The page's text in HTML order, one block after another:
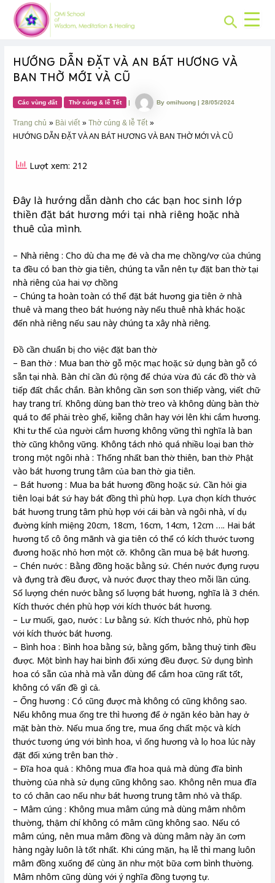
content
Search
HƯỚNG DẪN ĐẶT VÀ AN BÁT HƯƠNG VÀ
BAN THỜ MỚI VÀ CŨ
Các vùng đất Thờ cúng & lễ Tết | Byomihuong|28/05/2024
Trang chủ Bài viết
Thờ cúng & lễ Tết
HƯỚNG DẪN ĐẶT VÀ AN BÁT HƯƠNG VÀ BAN THỜ MỚI VÀ CŨ
Lượt xem: 212
Đây là hướng dẫn dành cho các bạn hoc sinh lớp
thiền đặt bát hương mới tại nhà riêng hoặc nhà
thuê của mình.
– Nhà riêng : Cho dù cha mẹ đẻ và cha mẹ chồng/vợ của chúng
ta đều có ban thờ gia tiên, chúng ta vẫn nên tự đặt ban thờ tại
nhà riêng của hai vợ chồng
– Chúng ta hoàn toàn có thể đặt bát hương gia tiên ở nhà
thuê và mang theo bát hướng này nếu thuê nhà khác hoặc
đến nhà riêng nếu sau này chúng ta xây nhà riêng.
Đồ cần chuẩn bị cho việc đặt ban thờ
– Ban thờ : Mua ban thờ gỗ mộc mạc hoặc sử dụng bàn gỗ có
sẵn tại nhà. Bàn chỉ cần đủ rộng để chứa vừa đủ các đồ thờ và
tiếp đất chắc chắn. Bàn không cần sơn son thiếp vàng, viết chữ
hay trang trí. Không dùng ban thờ treo và không dùng bàn thờ
quá to để phải trèo ghế, kiễng chân hay với lên khi cắm hương.
Khi tư thế của người cắm hương không vững thì nghĩa là ban
thờ cũng không vững. Không tách nhỏ quá nhiều loại ban thờ
trong một ngôi nhà : Thống nhất ban thờ thiên, ban thờ Phật
vào bát hương trung tâm của ban thờ gia tiên.
– Bát hương : Mua ba bát hương đồng hoặc sứ. Cần hỏi gia
tiên loại bát sứ hay bát đồng thì phù hợp. Lựa chọn kích thước
bát hương trung tâm phù hợp với cái bàn và ngôi nhà, ví dụ
đường kính miệng 20cm, 18cm, 16cm, 14cm, 12cm …. Hai bát
hương tổ cô ông mãnh và gia tiên có thể có kích thước tương
đương hoặc nhỏ hơn một cỡ. Không cần mua bệ bát hương.
– Chén nước : Bằng đồng hoặc bằng sứ. Chén nước đựng rượu
và đựng trà đều được, và nước được thay theo mỗi lần cúng.
Số lượng chén nước bằng số lượng bát hương, nghĩa là 3 chén.
Kích thước chén phù hợp với kích thước bát hương.
– Lư muối, gạo, nước : Lư bằng sứ. Kích thước nhỏ, phù hợp
với kích thước bát hương.
– Bình hoa : Bình hoa bằng sứ, bằng gốm, bằng thuỷ tinh đều
được. Một bình hay hai bình đối xứng đều được. Sử dụng bình
hoa có sẵn của nhà mà vẫn dùng để cắm hoa cũng rất tốt,
không có vấn đề gì cả.
– Ống hương : Có cũng được mà không có cũng không sao.
Nếu không mua ống tre thì hương để ở ngăn kéo bàn hay ở
mặt bàn thờ. Nếu mua ống tre, mua ống chất mộc và kích
thước tương ứng với bình hoa, vì ống hương và lọ hoa lúc này
đặt đối xứng trên ban thờ .
– Đĩa hoa quả : Không mua đĩa hoa quả mà dùng đĩa bình
thường của nhà sử dụng cũng không sao. Không nên mua đĩa
to có chân cao nếu như bát hương trung tâm nhỏ và thấp.
– Mâm cúng : Không mua mâm cúng mà dùng mâm nhôm
thường, thậm chí không có mâm cũng không sao. Nếu có
mâm cúng, nên mua mâm đồng và dùng mâm này ăn cơm
hàng ngày luôn là tốt nhất. Khi cúng mặn, hạ lễ thì mang luôn
mâm đồng xuống để cùng ăn như một bữa cơm bình thường.
Mâm nhôm cũng dùng với ý nghĩa đồng tượng tự.
Post
navigation
CHUYÊN
MỤC: